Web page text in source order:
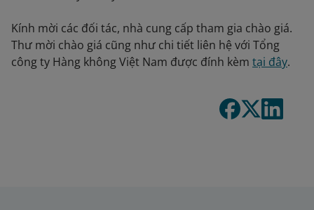
Kính mời các đối tác, nhà cung cấp tham gia chào giá.
Thư mời chào giá cũng như chi tiết liên hệ với Tổng
công ty Hàng không Việt Nam được đính kèm tại đây.